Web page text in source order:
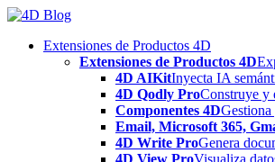
Skip
contentExtensiones de Productos 4D
Extensiones de Productos 4D
4D AIKitInyecta IA
4D Qodly ProConstruye y
Componentes 4DGestiona
Email, Microsoft 365,
4D Write ProGenera
4D View ProVisualiza